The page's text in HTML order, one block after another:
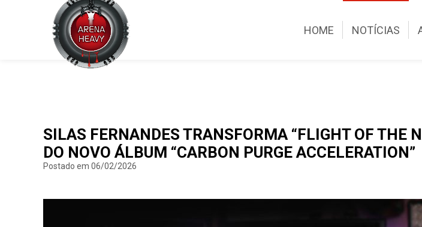
HOME NOTÍCIAS
SILAS FERNANDES TRANSFORMA “FLIGHT OF THE
DO NOVO ÁLBUM “CARBON PURGE ACCELERATION”
Postado em 06/02/2026